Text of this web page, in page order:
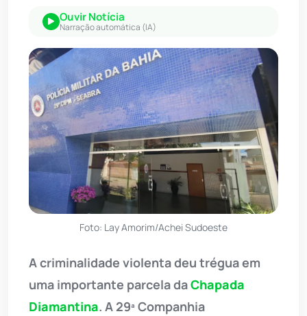
Ouvir Notícia
Narração automática (IA)
Foto: Lay Amorim/Achei Sudoeste
A criminalidade violenta deu trégua em
uma importante parcela daChapada
Diamantina. A 29ª Companhia